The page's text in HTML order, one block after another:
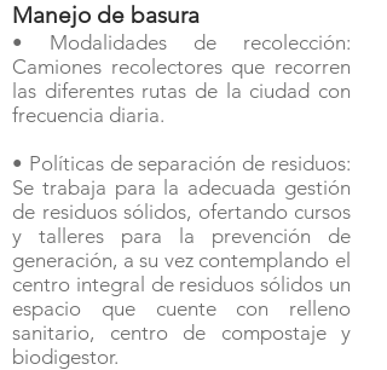
Manejo de basura
• Modalidades de recolección:
Camiones recolectores que recorren
las diferentes rutas de la ciudad con
frecuencia diaria.
• Políticas de separación de residuos:
Se trabaja para la adecuada gestión
de residuos sólidos, ofertando cursos
y talleres para la prevención de
generación, a su vez contemplando el
centro integral de residuos sólidos un
espacio que cuente con relleno
sanitario, centro de compostaje y
biodigestor.